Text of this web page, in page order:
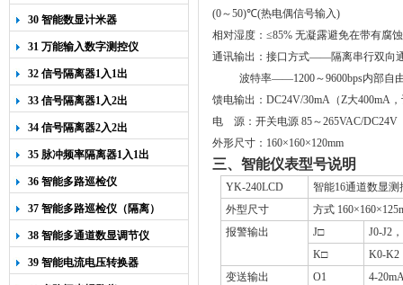
30 智能数显计米器
31 万能输入数字测控仪
32 信号隔离器1入1出
33 信号隔离器1入2出
34 信号隔离器2入2出
35 脉冲频率隔离器1入1出
36 智能多路巡检仪
37 智能多路巡检仪（隔离）
38 智能多通道数显调节仪
39 智能电流电压转换器
(0～50)℃(热电偶信号输入)
相对湿度：≤85% 无凝露避免在带有腐
通讯输出：接口方式——隔离串行双向
波特率——1200～9600bps内部自
馈电输出： DC24V/30mA （Z大400mA
电
源：开关电源 85～265VAC/DC24V
外形尺寸： 160×160×120mm
三、智能仪表型号说明
YK-240LCD 智能16通道数显测
外型尺寸
方式 160×160×
报警输出
J□ J0-J2 ，
K□ K0-K2
变送输出
O1
4-